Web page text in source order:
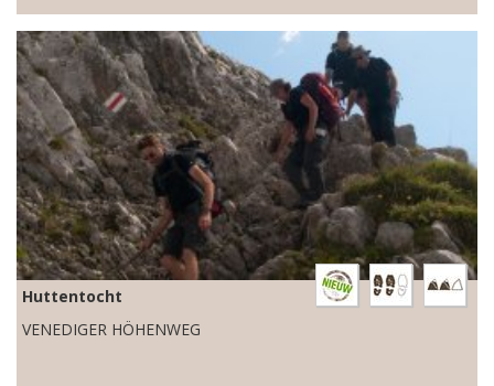
Huttentocht
VENEDIGER HÖHENWEG